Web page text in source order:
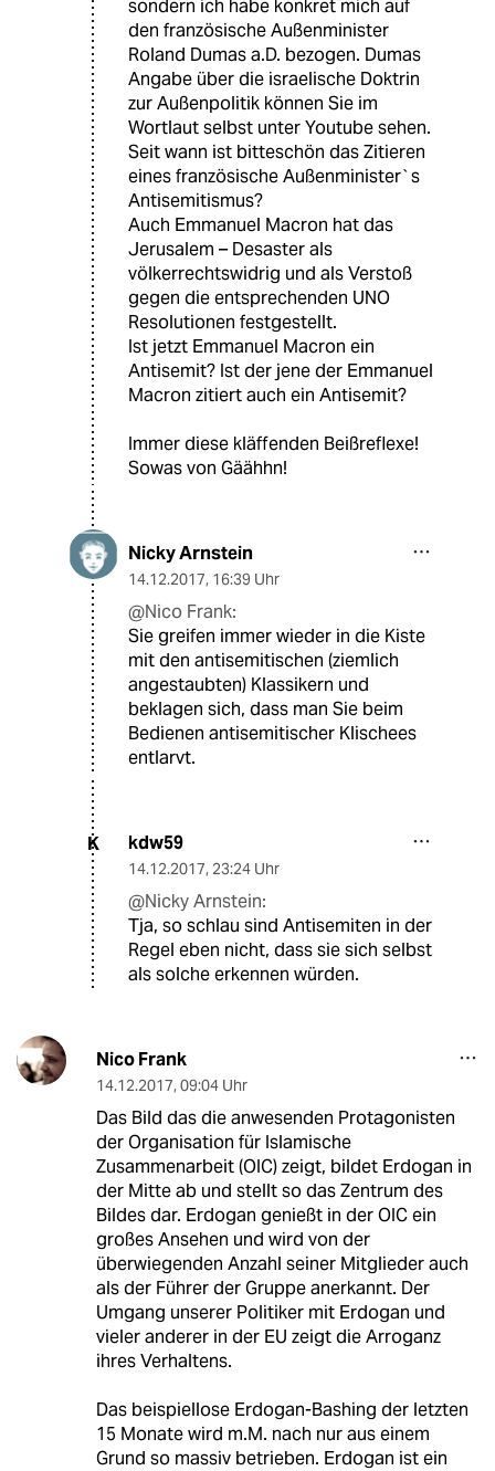
sondern ich habe konkret mich auf
den französische Außenminister
Roland Dumas a.D. bezogen. Dumas
Angabe über die israelische Doktrin
zur Außenpolitik können Sie im
Wortlaut selbst unter Youtube sehen.
Seit wann ist bitteschön das Zitieren
eines französische Außenminister`s
Antisemitismus?
Auch Emmanuel Macron hat das
Jerusalem – Desaster als
völkerrechtswidrig und als Verstoß
gegen die entsprechenden UNO
Resolutionen festgestellt.
Ist jetzt Emmanuel Macron ein
Antisemit? Ist der jene der Emmanuel
Macron zitiert auch ein Antisemit?
Immer diese kläffenden Beißreflexe!
Sowas von Gäähhn!
Nicky Arnstein
14.12.2017, 16:39 Uhr
@Nico Frank:
Sie greifen immer wieder in die Kiste
mit den antisemitischen (ziemlich
angestaubten) Klassikern und
beklagen sich, dass man Sie beim
Bedienen antisemitischer Klischees
entlarvt.
K kdw59
14.12.2017, 23:24 Uhr
@Nicky Arnstein:
Tja, so schlau sind Antisemiten in der
Regel eben nicht, dass sie sich selbst
als solche erkennen würden.
Nico Frank
14.12.2017, 09:04 Uhr
Das Bild das die anwesenden Protagonisten
der Organisation für Islamische
Zusammenarbeit (OIC) zeigt, bildet Erdogan in
der Mitte ab und stellt so das Zentrum des
Bildes dar. Erdogan genießt in der OIC ein
großes Ansehen und wird von der
überwiegenden Anzahl seiner Mitglieder auch
als der Führer der Gruppe anerkannt. Der
Umgang unserer Politiker mit Erdogan und
vieler anderer in der EU zeigt die Arroganz
ihres Verhaltens.
Das beispiellose Erdogan-Bashing der letzten
15 Monate wird m.M. nach nur aus einem
Grund so massiv betrieben. Erdogan ist ein